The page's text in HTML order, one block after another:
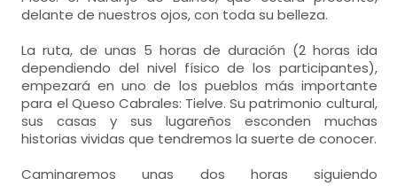
delante de nuestros ojos, con toda su belleza.
La ruta, de unas 5 horas de duración (2 horas ida
dependiendo del nivel físico de los participantes),
empezará en uno de los pueblos más importante
para el Queso Cabrales: Tielve. Su patrimonio cultural,
sus casas y sus lugareños esconden muchas
historias vividas que tendremos la suerte de conocer.
Caminaremos unas dos horas siguiendo